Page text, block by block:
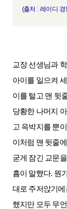
(출처 : 레이디 경
교장 선생님과
아이를 일으켜
이를 털고 맨 뒷
당황한 나머지
고 윽박지를 뿐
이처럼 맨 뒷줄
굳게 잠긴 교문
흠이 말했다. 뭔
대로 주저앉기
했지만 모두 무